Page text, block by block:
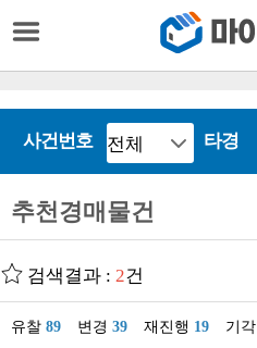
사건번호 타경
추천경매물건
검색결과 : 2건
유찰 89 변경 39 재진행 19 기각